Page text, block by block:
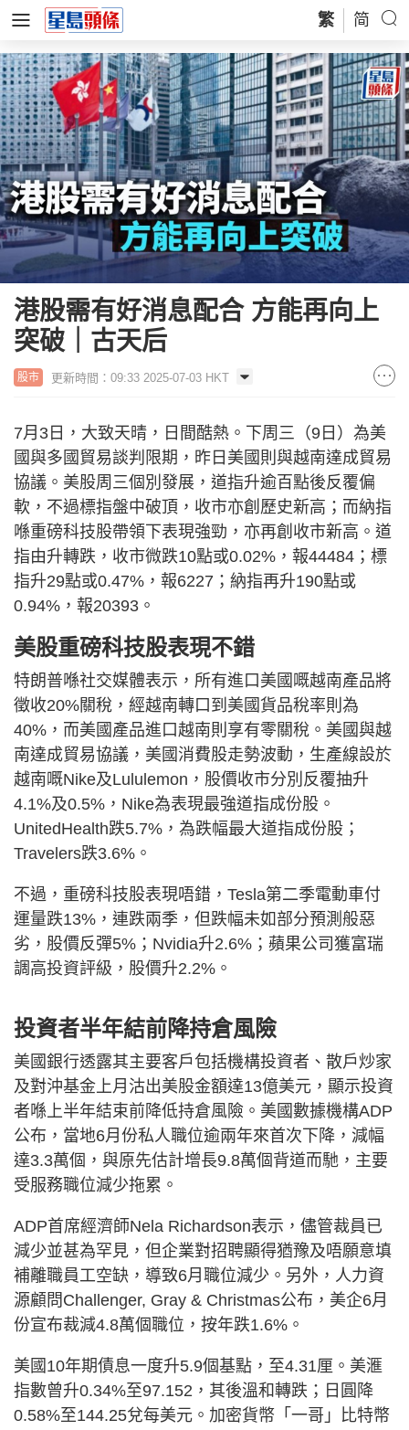
繁 简
港股需有好消息配合 方能再向上
突破｜古天后
股市 更新時間：09:33 2025-07-03 HKT
7月3日，大致天晴，日間酷熱。下周三（9日）為美
國與多國貿易談判限期，昨日美國則與越南達成貿易
協議。美股周三個別發展，道指升逾百點後反覆偏
軟，不過標指盤中破頂，收市亦創歷史新高；而納指
喺重磅科技股帶領下表現強勁，亦再創收市新高。道
指由升轉跌，收市微跌10點或0.02%，報44484；標
指升29點或0.47%，報6227；納指再升190點或
0.94%，報20393。
美股重磅科技股表現不錯
特朗普喺社交媒體表示，所有進口美國嘅越南產品將
徵收20%關稅，經越南轉口到美國貨品稅率則為
40%，而美國產品進口越南則享有零關稅。美國與越
南達成貿易協議，美國消費股走勢波動，生產線設於
越南嘅Nike及Lululemon，股價收市分別反覆抽升
4.1%及0.5%，Nike為表現最強道指成份股。
UnitedHealth跌5.7%，為跌幅最大道指成份股；
Travelers跌3.6%。
不過，重磅科技股表現唔錯，Tesla第二季電動車付
運量跌13%，連跌兩季，但跌幅未如部分預測般惡
劣，股價反彈5%；Nvidia升2.6%；蘋果公司獲富瑞
調高投資評級，股價升2.2%。
投資者半年結前降持倉風險
美國銀行透露其主要客戶包括機構投資者、散戶炒家
及對沖基金上月沽出美股金額達13億美元，顯示投資
者喺上半年結束前降低持倉風險。美國數據機構ADP
公布，當地6月份私人職位逾兩年來首次下降，減幅
達3.3萬個，與原先估計增長9.8萬個背道而馳，主要
受服務職位減少拖累。
ADP首席經濟師Nela Richardson表示，儘管裁員已
減少並甚為罕見，但企業對招聘顯得猶豫及唔願意填
補離職員工空缺，導致6月職位減少。另外，人力資
源顧問Challenger, Gray & Christmas公布，美企6月
份宣布裁減4.8萬個職位，按年跌1.6%。
美國10年期債息一度升5.9個基點，至4.31厘。美滙
指數曾升0.34%至97.152，其後溫和轉跌；日圓降
0.58%至144.25兌每美元。加密貨幣「一哥」比特幣